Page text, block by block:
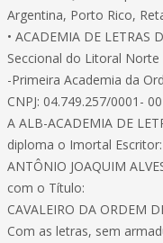
Argentina, Porto Rico,
• ACADEMIA DE LETRAS
Seccional do Litoral Norte
-Primeira Academia da
CNPJ: 04.749.257/0001- 00
A ALB-ACADEMIA DE
diploma o Imortal Escritor:
ANTÔNIO JOAQUIM
com o Título:
CAVALEIRO DA ORDEM
Com as letras, sem